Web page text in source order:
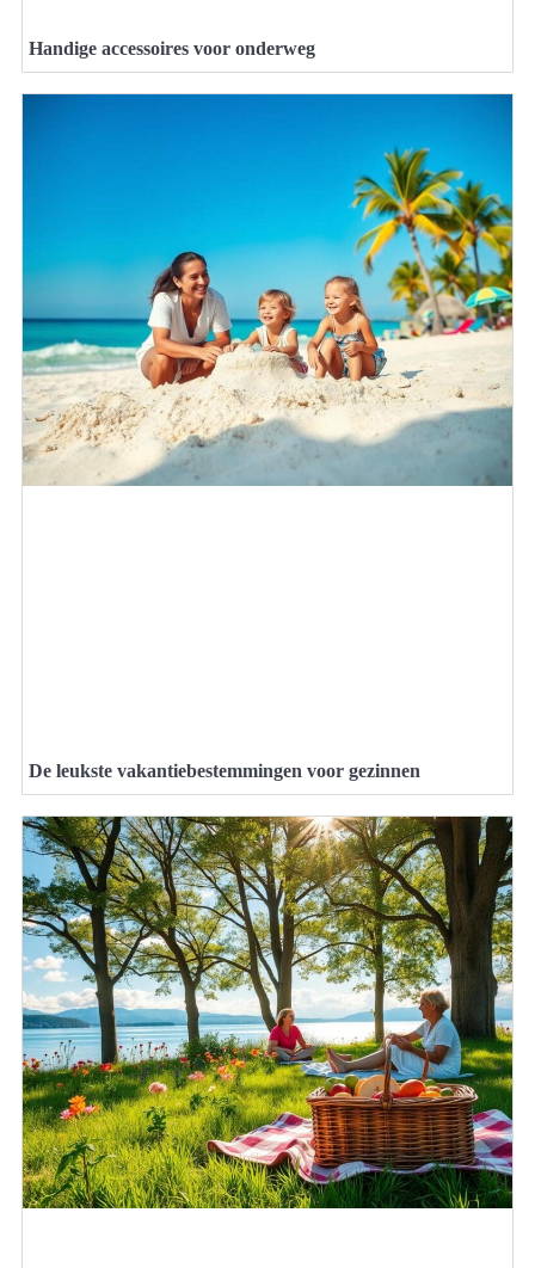
Handige accessoires voor onderweg
De leukste vakantiebestemmingen voor gezinnen